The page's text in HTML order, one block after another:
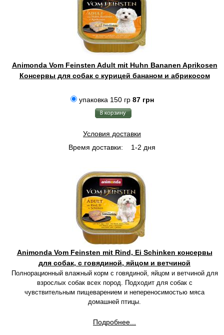
Animonda Vom Feinsten Adult mit Huhn Bananen Aprikosen
Консервы для собак с курицей бананом и абрикосом
упаковка 150 гр 87 грн
Условия доставки
Время доставки:
1-2 дня
Animonda Vom Feinsten mit Rind, Ei Schinken консервы
для собак, с говядиной, яйцом и ветчиной
Полнорационный влажный корм с говядиной, яйцом и ветчиной для
взрослых собак всех пород. Подходит для собак с
чувствительным пищеварением и непереносимостью мяса
домашней птицы.
Подробнее...